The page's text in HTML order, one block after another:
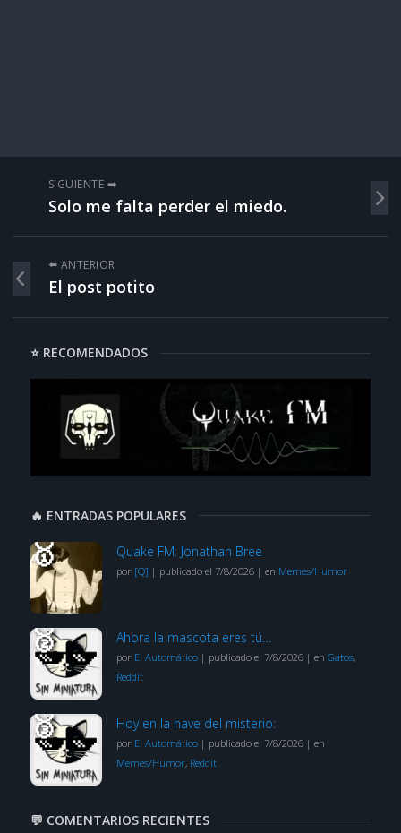
SIGUIENTE ➡️
Solo me falta perder el miedo.
⬅️ ANTERIOR
El post potito
⭐ RECOMENDADOS
🔥 ENTRADAS POPULARES
Quake FM: Jonathan Bree
por [Q] | publicado el 7/8/2026| en Memes/Humor
Ahora la mascota eres tú…
por El Automático| publicado el 7/8/2026| en Gatos,
Reddit
Hoy en la nave del misterio:
por El Automático| publicado el 7/8/2026| en
Memes/Humor, Reddit
💬 COMENTARIOS RECIENTES